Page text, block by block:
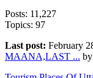
Posts: 11,227
Topics: 97
Last post: February
MAANA,LAST ...